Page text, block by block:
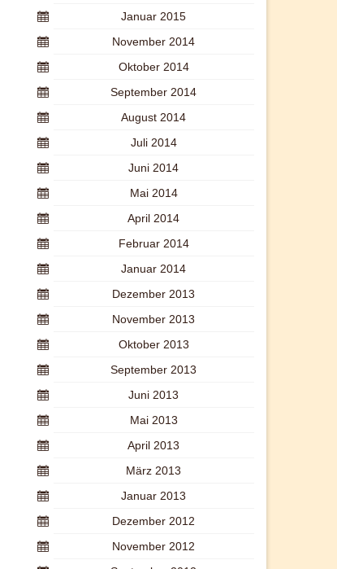
Januar 2015
November 2014
Oktober 2014
September 2014
August 2014
Juli 2014
Juni 2014
Mai 2014
April 2014
Februar 2014
Januar 2014
Dezember 2013
November 2013
Oktober 2013
September 2013
Juni 2013
Mai 2013
April 2013
März 2013
Januar 2013
Dezember 2012
November 2012